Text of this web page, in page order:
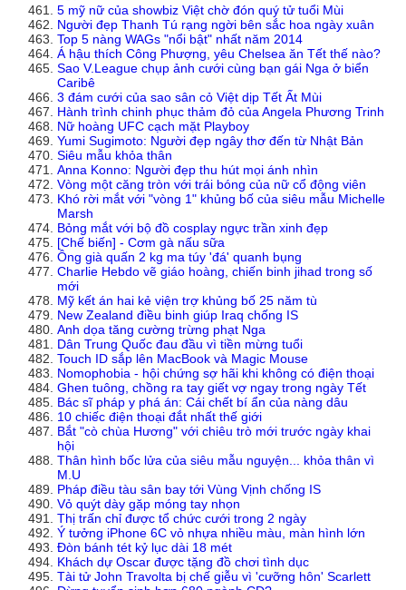
5 mỹ nữ của showbiz Việt chờ đón quý tử tuổi Mùi
Người đẹp Thanh Tú rạng ngời bên sắc hoa ngày xuân
Top 5 nàng WAGs "nổi bật" nhất năm 2014
Á hậu thích Công Phượng, yêu Chelsea ăn Tết thế nào?
Sao V.League chụp ảnh cưới cùng bạn gái Nga ở biển
Caribê
3 đám cưới của sao sân cỏ Việt dịp Tết Ất Mùi
Hành trình chinh phục thảm đỏ của Angela Phương Trinh
Nữ hoàng UFC cạch mặt Playboy
Yumi Sugimoto: Người đẹp ngây thơ đến từ Nhật Bản
Siêu mẫu khỏa thân
Anna Konno: Người đẹp thu hút mọi ánh nhìn
Vòng một căng tròn với trái bóng của nữ cổ động viên
Khó rời mắt với "vòng 1" khủng bố của siêu mẫu Michelle
Marsh
Bỏng mắt với bộ đồ cosplay ngực trần xinh đẹp
[Chế biến] - Cơm gà nấu sữa
Ông già quấn 2 kg ma túy 'đá' quanh bụng
Charlie Hebdo vẽ giáo hoàng, chiến binh jihad trong số
mới
Mỹ kết án hai kẻ viện trợ khủng bố 25 năm tù
New Zealand điều binh giúp Iraq chống IS
Anh dọa tăng cường trừng phạt Nga
Dân Trung Quốc đau đầu vì tiền mừng tuổi
Touch ID sắp lên MacBook và Magic Mouse
Nomophobia - hội chứng sợ hãi khi không có điện thoại
Ghen tuông, chồng ra tay giết vợ ngay trong ngày Tết
Bác sĩ pháp y phá án: Cái chết bí ẩn của nàng dâu
10 chiếc điện thoại đắt nhất thế giới
Bắt "cò chùa Hương" với chiêu trò mới trước ngày khai
hội
Thân hình bốc lửa của siêu mẫu nguyện... khỏa thân vì
M.U
Pháp điều tàu sân bay tới Vùng Vịnh chống IS
Vỏ quýt dày gặp móng tay nhọn
Thị trấn chỉ được tổ chức cưới trong 2 ngày
Ý tưởng iPhone 6C vỏ nhựa nhiều màu, màn hình lớn
Đòn bánh tét kỷ lục dài 18 mét
Khách dự Oscar được tặng đồ chơi tình dục
Tài tử John Travolta bị chế giễu vì 'cưỡng hôn' Scarlett